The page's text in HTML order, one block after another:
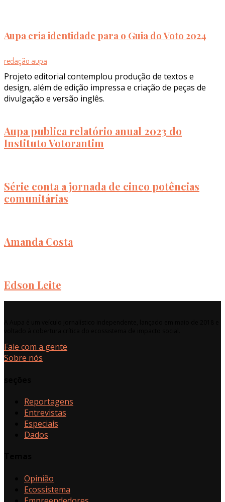
Aupa cria identidade para o Guia do Voto 2024
redação aupa
Projeto editorial contemplou produção de textos e
design, além de edição impressa e criação de peças de
divulgação e versão inglês.
Aupa publica relatório anual 2023 do
Instituto Votorantim
Série conta a jornada de cinco potências
comunitárias
Amanda Costa
Edson Leite
Fale com a gente
Sobre nós
Reportagens
Entrevistas
Especiais
Dados
Opinião
Ecossistema